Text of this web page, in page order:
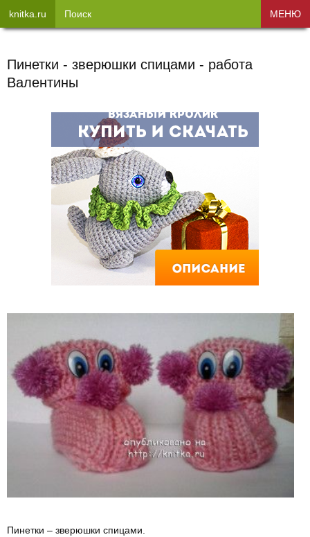
Пинетки - зверюшки спицами - работа
Валентины
Пинетки – зверюшки спицами.
knitka.ru Поиск МЕНЮ